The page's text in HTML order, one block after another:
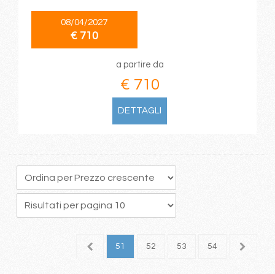
08/04/2027
€ 710
a partire da
€ 710
DETTAGLI
50 51 52 53 54 55